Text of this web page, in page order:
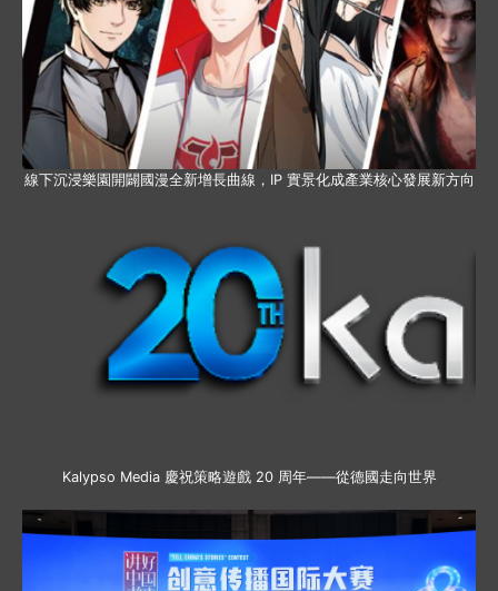
線下沉浸樂園開闢國漫全新增長曲線，IP 實景化成產業核心發展新方向
Kalypso Media 慶祝策略遊戲 20 周年——從德國走向世界